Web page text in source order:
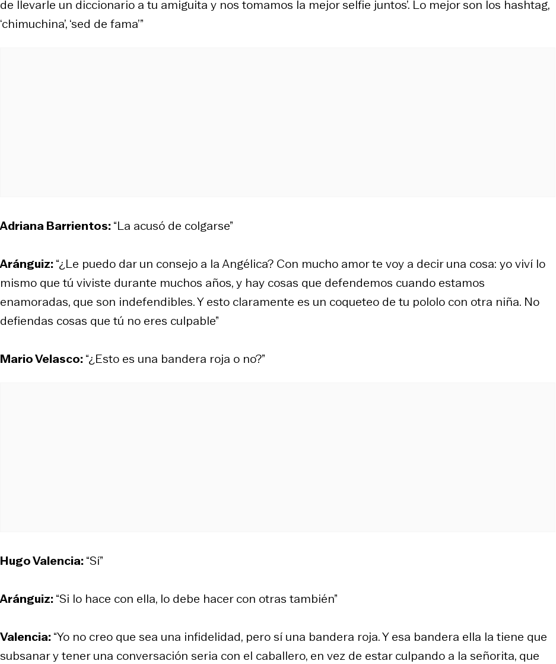
de llevarle un diccionario a tu amiguita y nos tomamos la mejor selfie juntos’. Lo mejor son los hashtag,
‘chimuchina’, ‘sed de fama’”
Adriana Barrientos:“La acusó de colgarse”
Aránguiz:“¿Le puedo dar un consejo a la Angélica? Con mucho amor te voy a decir una cosa: yo viví lo
mismo que tú viviste durante muchos años, y hay cosas que defendemos cuando estamos
enamoradas, que son indefendibles. Y esto claramente es un coqueteo de tu pololo con otra niña. No
defiendas cosas que tú no eres culpable”
Mario Velasco:“¿Esto es una bandera roja o no?”
Hugo Valencia:“Sí”
Aránguiz:“Si lo hace con ella, lo debe hacer con otras también”
Valencia:“Yo no creo que sea una infidelidad, pero sí una bandera roja. Y esa bandera ella la tiene que
subsanar y tener una conversación seria con el caballero, en vez de estar culpando a la señorita, que